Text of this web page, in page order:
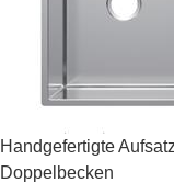
Handgefertigte
Doppelbecken